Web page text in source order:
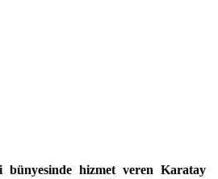
hizmet veren Karatay